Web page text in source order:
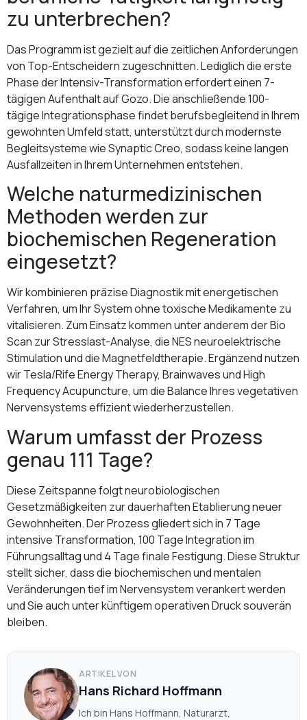
zu unterbrechen?
Das Programm ist gezielt auf die zeitlichen Anforderungen
von Top-Entscheidern zugeschnitten. Lediglich die erste
Phase der Intensiv-Transformation erfordert einen 7-
tägigen Aufenthalt auf Gozo. Die anschließende 100-
tägige Integrationsphase findet berufsbegleitend in Ihrem
gewohnten Umfeld statt, unterstützt durch modernste
Begleitsysteme wie Synaptic Creo, sodass keine langen
Ausfallzeiten in Ihrem Unternehmen entstehen.
Welche naturmedizinischen
Methoden werden zur
biochemischen Regeneration
eingesetzt?
Wir kombinieren präzise Diagnostik mit energetischen
Verfahren, um Ihr System ohne toxische Medikamente zu
vitalisieren. Zum Einsatz kommen unter anderem der Bio
Scan zur Stresslast-Analyse, die NES neuroelektrische
Stimulation und die Magnetfeldtherapie. Ergänzend nutzen
wir Tesla/Rife Energy Therapy, Brainwaves und High
Frequency Acupuncture, um die Balance Ihres vegetativen
Nervensystems effizient wiederherzustellen.
Warum umfasst der Prozess
genau 111 Tage?
Diese Zeitspanne folgt neurobiologischen
Gesetzmäßigkeiten zur dauerhaften Etablierung neuer
Gewohnheiten. Der Prozess gliedert sich in 7 Tage
intensive Transformation, 100 Tage Integration im
Führungsalltag und 4 Tage finale Festigung. Diese Struktur
stellt sicher, dass die biochemischen und mentalen
Veränderungen tief im Nervensystem verankert werden
und Sie auch unter künftigem operativen Druck souverän
bleiben.
ARTIKEL VON
Hans Richard Hoffmann
Ich bin Hans Hoffmann, Naturarzt,